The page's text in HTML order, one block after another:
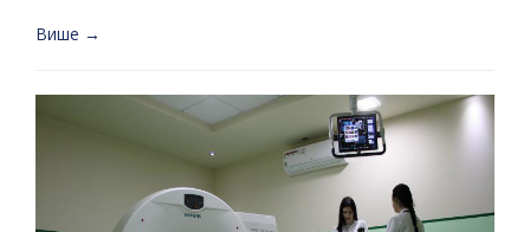
Више →